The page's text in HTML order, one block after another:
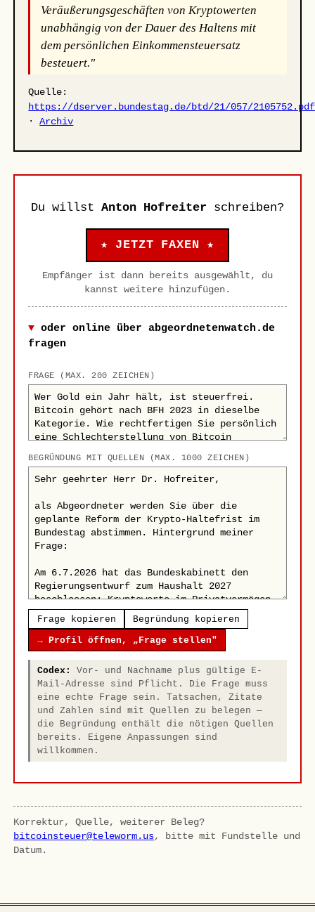
Veräußerungsgeschäften von Kryptowerten
unabhängig von der Dauer des Haltens mit
dem persönlichen Einkommensteuersatz
besteuert."
Quelle:
https://dserver.bundestag.de/btd/21/057/2105752.pdf
·Archiv
Du willst Anton Hofreiter schreiben?
★ JETZT FAXEN ★
Empfänger ist dann bereits ausgewählt, du
kannst weitere hinzufügen.
oder online über abgeordnetenwatch.de
fragen
FRAGE (MAX. 200 ZEICHEN)
BEGRÜNDUNG MIT QUELLEN (MAX. 1000 ZEICHEN)
Frage kopieren Begründung kopieren
→ Profil öffnen, „Frage stellen"
Codex:
Vor- und Nachname plus gültige E-
Mail-Adresse sind Pflicht. Die Frage muss
eine echte Frage sein. Tatsachen, Zitate
und Zahlen sind mit Quellen zu belegen —
die Begründung enthält die nötigen Quellen
bereits. Eigene Anpassungen sind
willkommen.
Korrektur, Quelle, weiterer Beleg?
bitcoinsteuer@teleworm.us, bitte mit Fundstelle und
Datum.